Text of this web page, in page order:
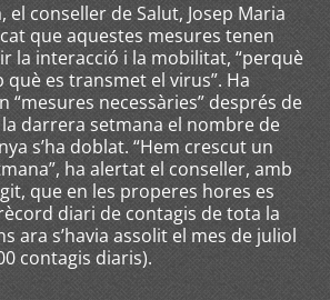
el conseller de Salut, Josep Maria
que aquestes mesures tenen
la interacció i la mobilitat, “perquè
què es transmet el virus”. Ha
“mesures necessàries” després de
darrera setmana el nombre de
s’ha doblat. “Hem crescut un
ha alertat el conseller, amb
que en les properes hores es
diari de contagis de tota la
ara s’havia assolit el mes de juliol
contagis diaris).